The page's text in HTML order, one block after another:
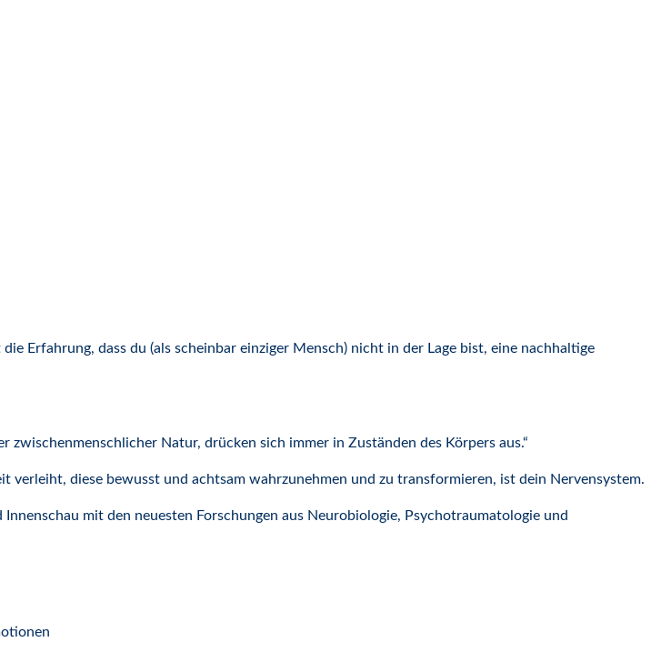
Erfahrung, dass du (als scheinbar einziger Mensch) nicht in der Lage bist, eine nachhaltige
Natur, drücken sich immer in Zuständen des Körpers aus.“
verleiht, diese bewusst und achtsam wahrzunehmen und zu transformieren, ist dein Nervensystem.
mit den neuesten Forschungen aus Neurobiologie, Psychotraumatologie und